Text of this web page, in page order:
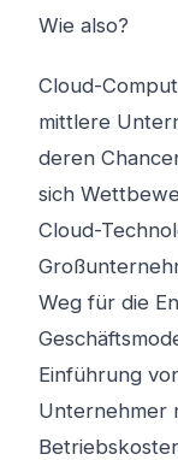
Wie also?
Cloud-
mittlere
deren
sich
Cloud-
Weg für die
Einführung
Unternehmer